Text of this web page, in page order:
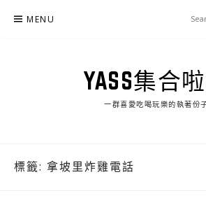
MENU
YASS集合啦
一群喜愛吃喝玩樂的執著份
標籤: 拿坡里炸雞電話